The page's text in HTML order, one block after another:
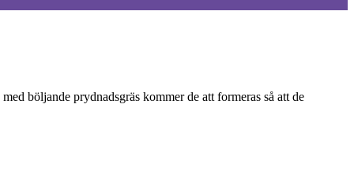
böljande prydnadsgräs kommer de att formeras så att de